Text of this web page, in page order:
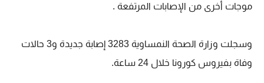
موجات أخرى من الإصابات المرتفعة .
وسجلت وزارة الصحة النمساوية 3283 إصابة جديدة و3 حالات
وفاة بفيروس كورونا خلال 24 ساعة.